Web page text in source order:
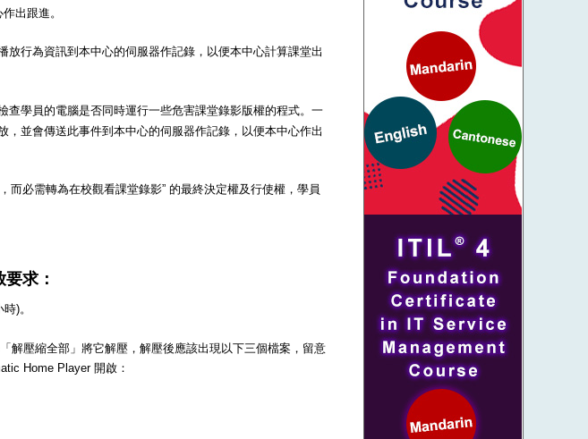
出跟進。
行為資訊到本中心的伺服器作記錄，以便本中心計算課堂出
學員的電腦是否同時運行一些危害課堂錄影版權的程式。一
並會傳送此事件到本中心的伺服器作記錄，以便本中心作出
而必需轉為在校觀看課堂錄影” 的最終決定權及行使權，學員
求：
)。
解壓縮全部」將它解壓，解壓後應該出現以下三個檔案，留意
Home Player 開啟：